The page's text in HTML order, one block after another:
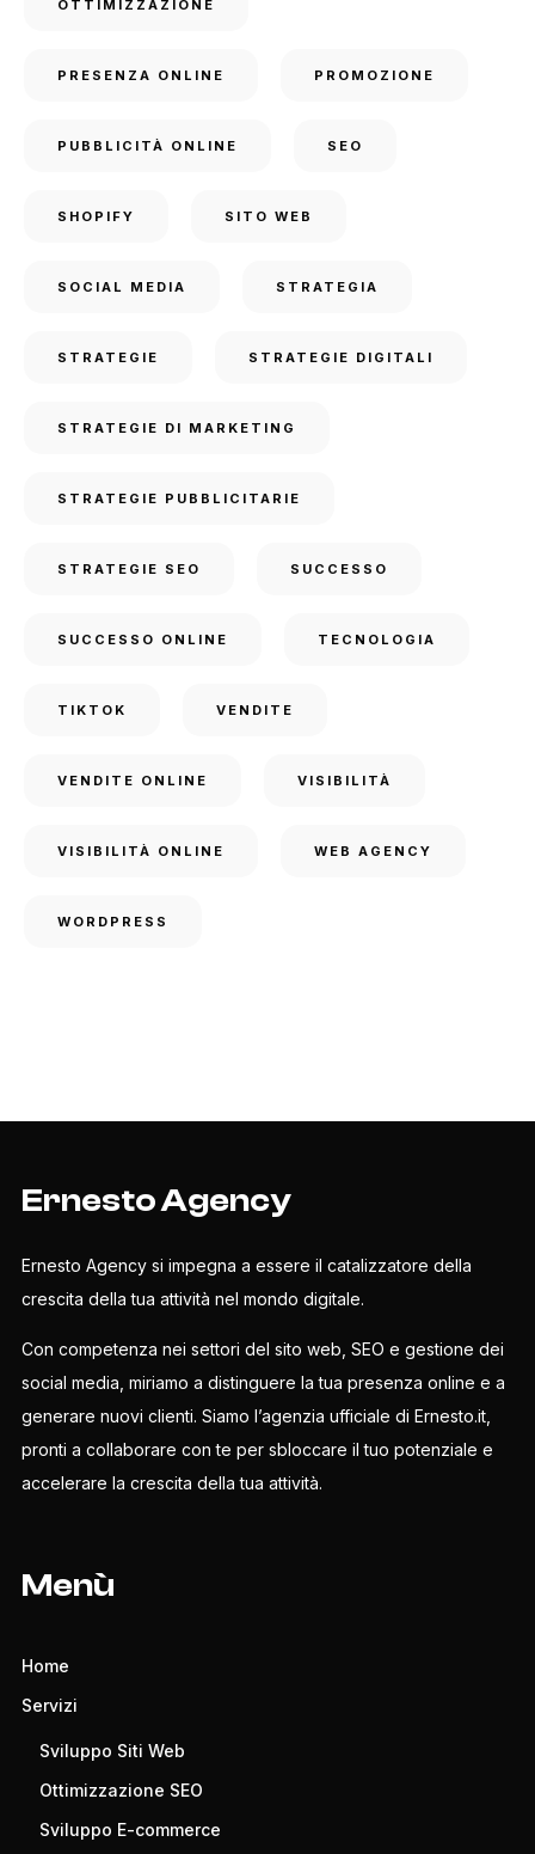
OTTIMIZZAZIONE
PRESENZA ONLINE PROMOZIONE
PUBBLICITÀ ONLINE SEO
SHOPIFY SITO WEB
SOCIAL MEDIA STRATEGIA
STRATEGIE STRATEGIE DIGITALI
STRATEGIE DI MARKETING
STRATEGIE PUBBLICITARIE
STRATEGIE SEO SUCCESSO
SUCCESSO ONLINE TECNOLOGIA
TIKTOK VENDITE
VENDITE ONLINE VISIBILITÀ
VISIBILITÀ ONLINE WEB AGENCY
WORDPRESS
Ernesto Agency
Ernesto Agency si impegna a essere il catalizzatore della
crescita della tua attività nel mondo digitale.
Con competenza nei settori del sito web, SEO e gestione dei
social media, miriamo a distinguere la tua presenza online e a
generare nuovi clienti. Siamo l’agenzia ufficiale di Ernesto.it,
pronti a collaborare con te per sbloccare il tuo potenziale e
accelerare la crescita della tua attività.
Menù
Home
Servizi
Sviluppo Siti Web
Ottimizzazione SEO
Sviluppo E-commerce